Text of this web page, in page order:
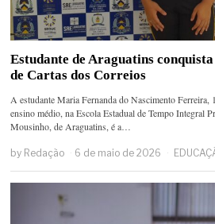
Estudante de Araguatins
de Cartas dos Correios
A estudante Maria Fernanda do Nascimento Ferreira,
ensino médio, na Escola Estadual de Tempo Integral
Mousinho, de Araguatins, é a…
by Redação 6 de maio de 2026